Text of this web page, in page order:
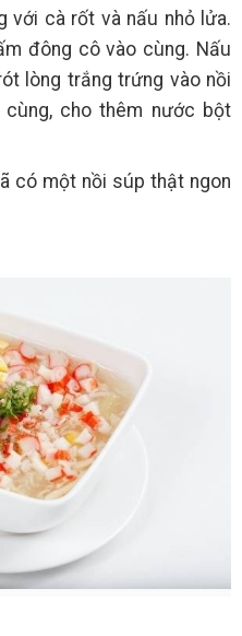
với cà rốt và nấu nhỏ lửa.
đông cô vào cùng. Nấu
lòng trắng trứng vào nồi
cùng, cho thêm nước bột
có một nồi súp thật ngon